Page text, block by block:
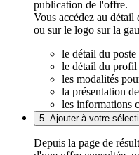
publication de l'offre.
Vous accédez au
ou sur le logo sur la
le détail du poste
le détail du profil
les modalités
la présentation
les informations
5. Ajouter à votre
Depuis la page de